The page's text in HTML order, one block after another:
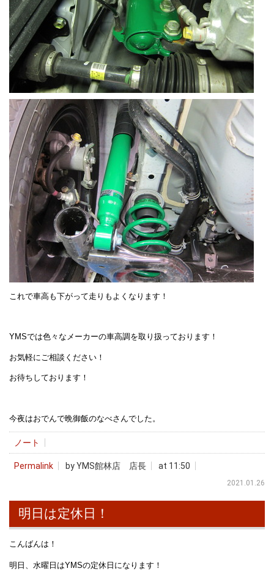
これで車高も下がって走りもよくなります！
YMSでは色々なメーカーの車高調を取り扱っております！
お気軽にご相談ください！
お待ちしております！
今夜はおでんで晩御飯のなべさんでした。
ノート
Permalink by YMS館林店 店長 at 11:50
2021.01.26
明日は定休日！
こんばんは！
明日、水曜日はYMSの定休日になります！